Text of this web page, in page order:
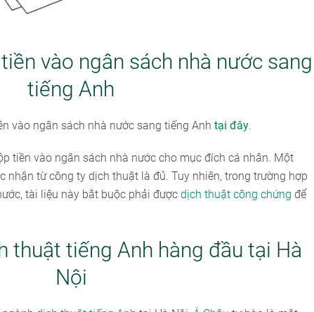
vào ngân sách nhà nước sang
tiếng Anh
vào ngân sách nhà nước sang tiếng Anh tại đây.
tiền vào ngân sách nhà nước cho mục đích cá nhân. Một
nhận từ công ty dịch thuật là đủ. Tuy nhiên, trong trường hợp
tài liệu này bắt buộc phải được dịch thuật công chứng để
thuật tiếng Anh hàng đầu tại Hà
Nội